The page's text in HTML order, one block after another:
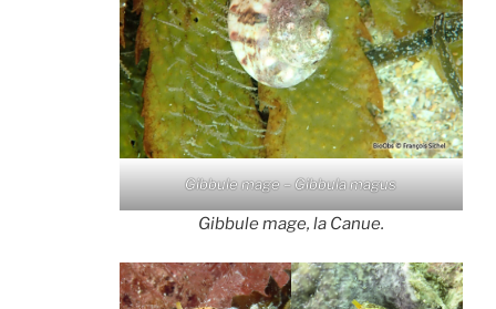
Gibbule mage – Gibbula magus
Gibbule mage, la Canue.